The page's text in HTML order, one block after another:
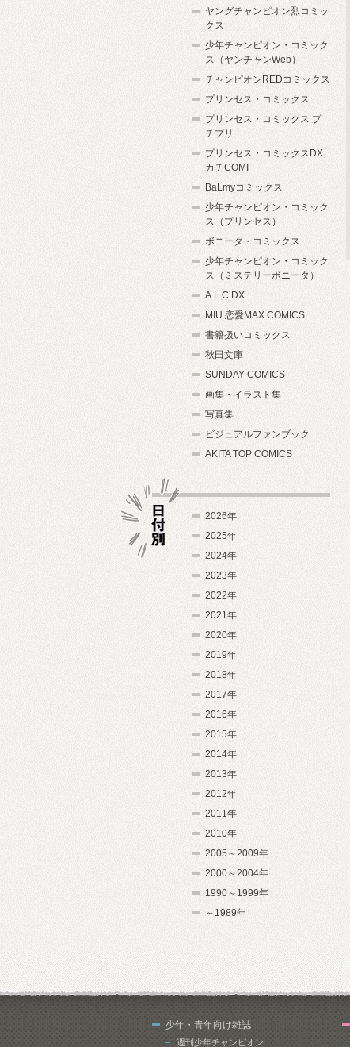
ヤングチャンピオン烈コミッ
クス
少年チャンピオン・コミック
ス（ヤンチャンWeb）
チャンピオンREDコミックス
プリンセス・コミックス
プリンセス・コミックス プ
チプリ
プリンセス・コミックスDX
カチCOMI
BaLmyコミックス
少年チャンピオン・コミック
ス（プリンセス）
ボニータ・コミックス
少年チャンピオン・コミック
ス（ミステリーボニータ）
A.L.C.DX
MIU 恋愛MAX COMICS
書籍扱いコミックス
秋田文庫
SUNDAY COMICS
画集・イラスト集
写真集
ビジュアルファンブック
AKITA TOP COMICS
2026年
2025年
2024年
2023年
2022年
2021年
2020年
2019年
2018年
2017年
2016年
2015年
2014年
2013年
2012年
2011年
2010年
2005～2009年
2000～2004年
1990～1999年
～1989年
少年・青年向け雑誌
週刊少年チャンピオン